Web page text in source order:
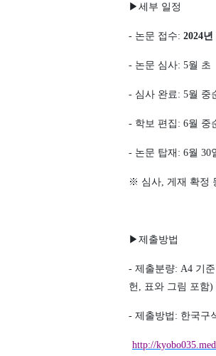
▶ 세부 일정
- 논문 접수: 2024년
- 논문 심사: 5월 초
- 심사 완료: 5월 중
- 학보 편집 : 6월 중
- 논문 탑재 : 6월 30
※ 심사, 게재 확정
▶ 제출방법
- 제출분량: A4 기준
헌 , 표와 그림 포함)
- 제출방법 : 한국구
http://